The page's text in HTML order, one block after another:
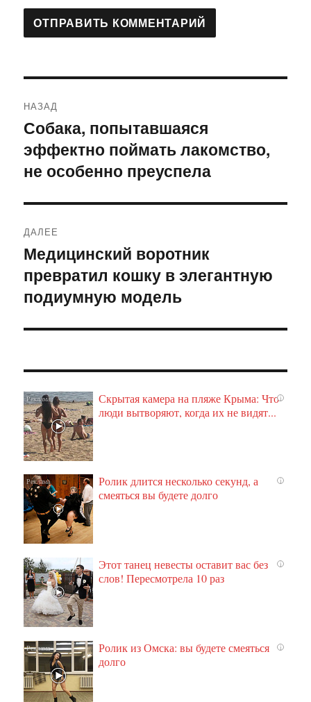
по
записям
НАЗАД
Предыдущая
запись:
Собака, попытавшаяся
эффектно поймать лакомство,
не особенно преуспела
ДАЛЕЕ
Следующая
запись:
Медицинский воротник
превратил кошку в элегантную
подиумную модель
i
Скрытая камера на пляже Крыма: Что
люди вытворяют, когда их не видят...
i
Ролик длится несколько секунд, а
смеяться вы будете долго
i
Этот танец невесты оставит вас без
слов! Пересмотрела 10 раз
i
Ролик из Омска: вы будете смеяться
долго